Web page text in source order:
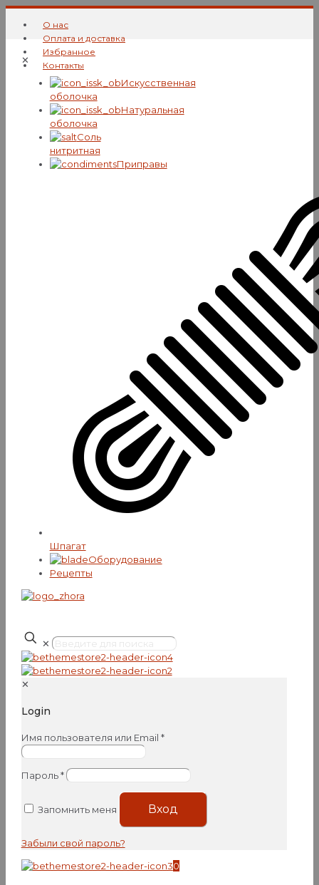
О нас
Оплата и доставка
Избранное
Контакты
✕
Искусcтвенная
оболочка
Натуральная
оболочка
Соль
нитритная
Приправы
Шпагат
Оборудование
Рецепты
✕
✕
Login
Имя пользователя или Email *
Пароль*
Запомнить меня Вход
Забыли свой пароль?
0